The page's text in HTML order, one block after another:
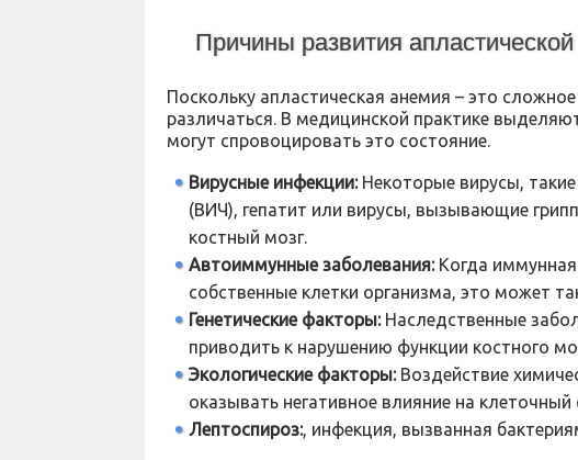
Причины развития
Поскольку апластическая анемия – это
различаться. В медицинской практике
могут спровоцировать это состояние.
Вирусные инфекции:Некоторые вирусы,
(ВИЧ), гепатит или вирусы, вызывающие
костный мозг.
Автоиммунные заболевания:Когда иммунная
собственные клетки организма, это может
Генетические факторы:Наследственные
приводить к нарушению функции костного
Экологические факторы:Воздействие
оказывать негативное влияние на клеточный
Лептоспироз:, инфекция, вызванная